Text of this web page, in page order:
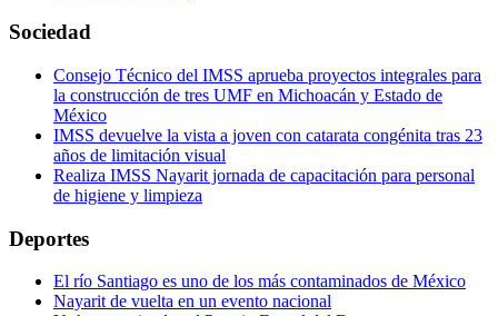
Sociedad
Consejo Técnico del IMSS aprueba proyectos integrales para
la construcción de tres UMF en Michoacán y Estado de
México
IMSS devuelve la vista a joven con catarata congénita tras 23
años de limitación visual
Realiza IMSS Nayarit jornada de capacitación para personal
de higiene y limpieza
Deportes
El río Santiago es uno de los más contaminados de México
Nayarit de vuelta en un evento nacional